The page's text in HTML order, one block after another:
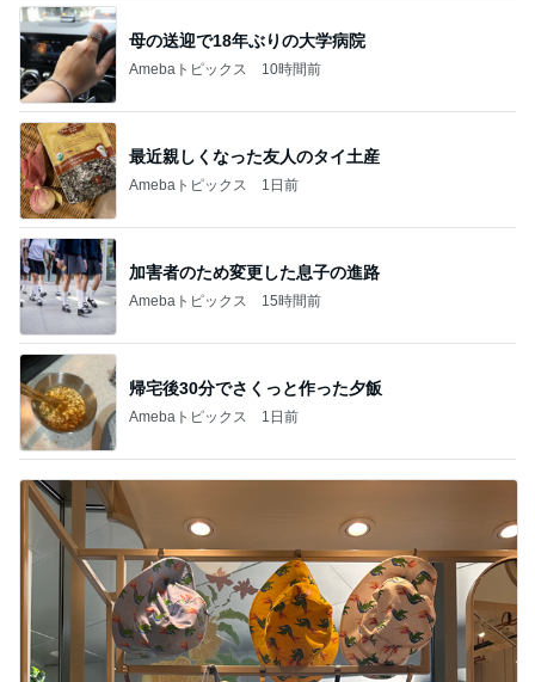
母の送迎で18年ぶりの大学病院
Amebaトピックス 10時間前
最近親しくなった友人のタイ土産
Amebaトピックス 1日前
加害者のため変更した息子の進路
Amebaトピックス 15時間前
帰宅後30分でさくっと作った夕飯
Amebaトピックス 1日前